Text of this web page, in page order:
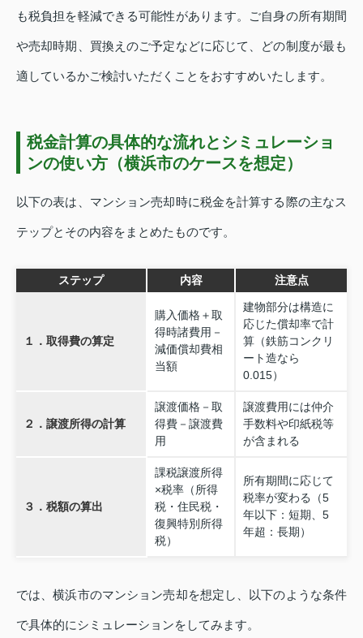
も税負担を軽減できる可能性があります。ご自身の所有期間
や売却時期、買換えのご予定などに応じて、どの制度が最も
適しているかご検討いただくことをおすすめいたします。
税金計算の具体的な流れとシミュレーショ
ンの使い方（横浜市のケースを想定）
以下の表は、マンション売却時に税金を計算する際の主なス
テップとその内容をまとめたものです。
ステップ 内容 注意点
１．取得費の算定
購入価格＋取
得時諸費用－
減価償却費相
当額
建物部分は構造に
応じた償却率で計
算（鉄筋コンクリ
ート造なら
0.015）
２．譲渡所得の計算
譲渡価格－取
得費－譲渡費
用
譲渡費用には仲介
手数料や印紙税等
が含まれる
３．税額の算出
課税譲渡所得
×税率（所得
税・住民税・
復興特別所得
税）
所有期間に応じて
税率が変わる（5
年以下：短期、5
年超：長期）
では、横浜市のマンション売却を想定し、以下のような条件
で具体的にシミュレーションをしてみます。